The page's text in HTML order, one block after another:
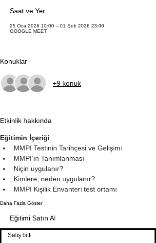
Saat ve Yer
25 Oca 2026 10:00 – 01 Şub 2026 23:00
GOOGLE MEET
Konuklar
+9 konuk
Etkinlik hakkında
Eğitimin İçeriği
MMPI Testinin Tarihçesi ve Gelişimi
MMPI’ın Tanımlanması
Niçin uygulanır?
Kimlere, neden uygulanır?
MMPI Kişilik Envanteri test ortamı
Daha Fazla Göster
Eğitimi Satın Al
Satış bitti